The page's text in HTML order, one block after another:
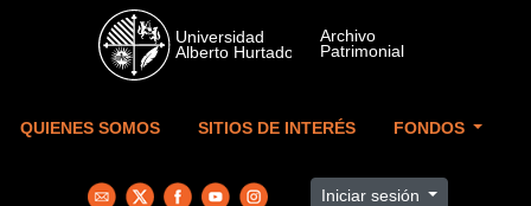
Skip to main content
QUIENES SOMOS SITIOS DE INTERÉS FONDOS
Iniciar sesión